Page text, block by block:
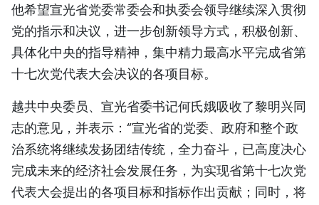
他希望宣光省党委常委会和执委会领导继续深入贯彻
党的指示和决议，进一步创新领导方式，积极创新、
具体化中央的指导精神，集中精力最高水平完成省第
十七次党代表大会决议的各项目标。
越共中央委员、宣光省委书记何氏娥吸收了黎明兴同
志的意见，并表示：“宣光省的党委、政府和整个政
治系统将继续发扬团结传统，全力奋斗，已高度决心
完成未来的经济社会发展任务，为实现省第十七次党
代表大会提出的各项目标和指标作出贡献；同时，将